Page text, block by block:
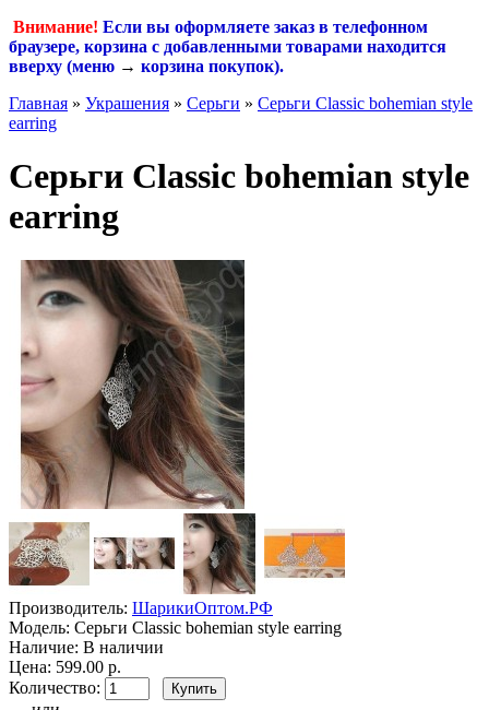
Внимание! Если вы оформляете заказ в телефонном
браузере, корзина с добавленными товарами находится
вверху (меню → корзина покупок).
Главная » Украшения » Серьги » Серьги Classic bohemian style
earring
Серьги Classic bohemian style
earring
Производитель: ШарикиОптом.РФ
Модель: Серьги Classic bohemian style earring
Наличие: В наличии
Цена: 599.00 р.
Количество: